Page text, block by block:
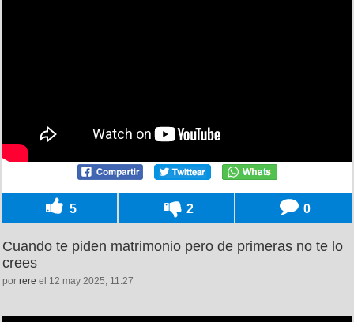
5 2 0
Cuando te piden matrimonio pero de primeras no te lo
crees
por rere el 12 may 2025, 11:27